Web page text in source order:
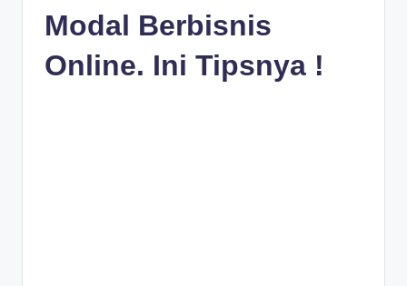
Modal Berbisnis
Online. Ini Tipsnya !